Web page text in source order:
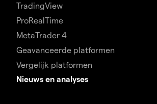
TradingView
ProRealTime
MetaTrader 4
Geavanceerde platformen
Vergelijk platformen
Nieuws en analyses